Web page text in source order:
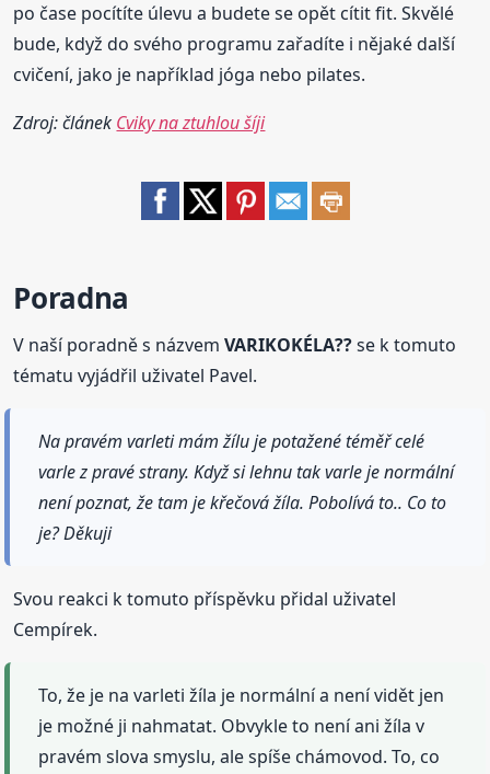
po čase pocítíte úlevu a budete se opět cítit fit. Skvělé
bude, když do svého programu zařadíte i nějaké další
cvičení, jako je například jóga nebo pilates.
Zdroj: článek Cviky na ztuhlou šíji
Poradna
V naší poradně s názvemVARIKOKÉLA??se k tomuto
tématu vyjádřil uživatel Pavel.
Na pravém varleti mám žílu je potažené téměř celé
varle z pravé strany. Když si lehnu tak varle je normální
není poznat, že tam je křečová žíla. Pobolívá to.. Co to
je? Děkuji
Svou reakci k tomuto příspěvku přidal uživatel
Cempírek.
To, že je na varleti žíla je normální a není vidět jen
je možné ji nahmatat. Obvykle to není ani žíla v
pravém slova smyslu, ale spíše chámovod. To, co